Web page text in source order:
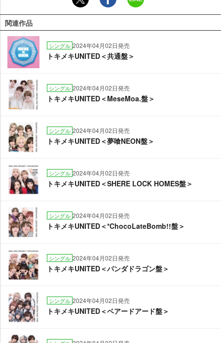
関連作品
シングル 2024年04月02日発売
トキメキUNITED＜共通盤＞
シングル 2024年04月02日発売
トキメキUNITED＜MeseMoa.盤＞
シングル 2024年04月02日発売
トキメキUNITED＜夢喰NEON盤＞
シングル 2024年04月02日発売
トキメキUNITED＜SHERE LOCK HOMES盤＞
シングル 2024年04月02日発売
トキメキUNITED＜*ChocoLateBomb!!盤＞
シングル 2024年04月02日発売
トキメキUNITED＜パンダドラゴン盤＞
シングル 2024年04月02日発売
トキメキUNITED＜ベアードアード盤＞